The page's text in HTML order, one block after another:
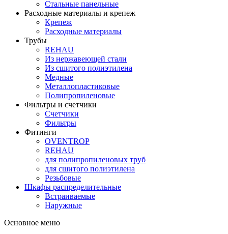
Стальные панельные
Расходные материалы и крепеж
Крепеж
Расходные материалы
Трубы
REHAU
Из нержавеющей стали
Из сшитого полиэтилена
Медные
Металлопластиковые
Полипропиленовые
Фильтры и счетчики
Счетчики
Фильтры
Фитинги
OVENTROP
REHAU
для полипропиленовых труб
для сшитого полиэтилена
Резьбовые
Шкафы распределительные
Встраиваемые
Наружные
Основное меню